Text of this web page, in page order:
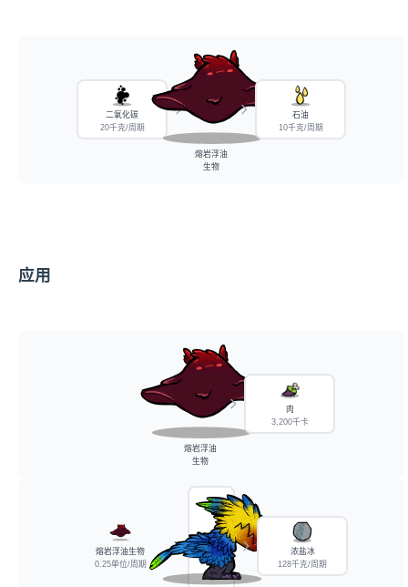
二氧化碳
20千克/周期
熔岩浮油
生物
石油
10千克/周期
应用
熔岩浮油
生物
肉
3,200千卡
熔岩浮油生物
0.25单位/周期
浓盐冰
128千克/周期